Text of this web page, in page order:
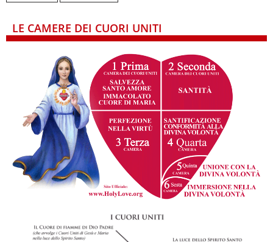
LE CAMERE DEI CUORI UNITI